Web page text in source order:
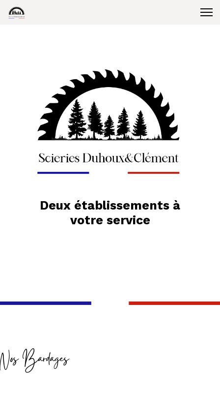
Deux établissements à
votre service
Nos Bardages